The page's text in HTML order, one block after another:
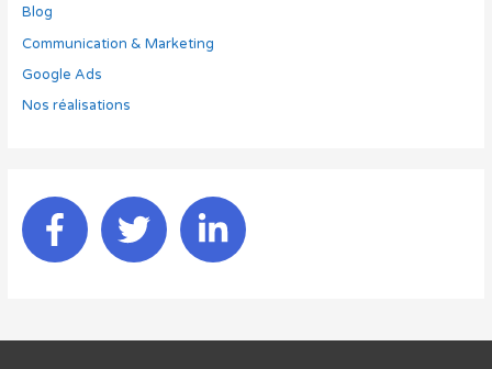
Blog
Communication & Marketing
Google Ads
Nos réalisations